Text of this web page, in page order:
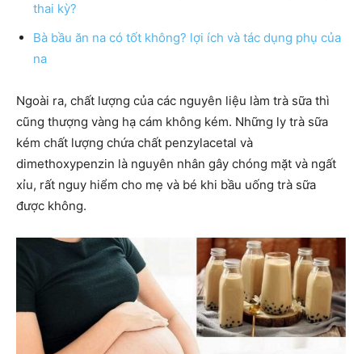
thai kỳ?
Bà bầu ăn na có tốt không? lợi ích và tác dụng phụ của
na
Ngoài ra, chất lượng của các nguyên liệu làm trà sữa thì
cũng thượng vàng hạ cám không kém. Những ly trà sữa
kém chất lượng chứa chất penzylacetal và
dimethoxypenzin là nguyên nhân gây chóng mặt và ngất
xỉu, rất nguy hiểm cho mẹ và bé khi bầu uống trà sữa
được không.